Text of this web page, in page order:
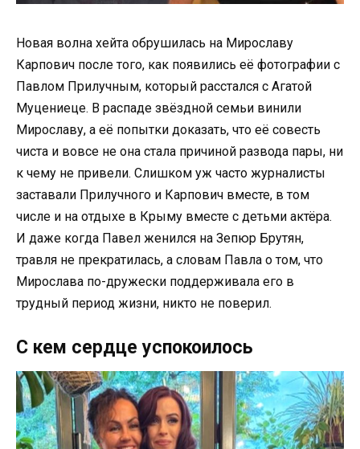
Новая волна хейта обрушилась на Мирославу
Карпович после того, как появились её фотографии с
Павлом Прилучным, который расстался с Агатой
Муцениеце. В распаде звёздной семьи винили
Мирославу, а её попытки доказать, что её совесть
чиста и вовсе не она стала причиной развода пары, ни
к чему не привели. Слишком уж часто журналисты
заставали Прилучного и Карпович вместе, в том
числе и на отдыхе в Крыму вместе с детьми актёра.
И даже когда Павел женился на Зепюр Брутян,
травля не прекратилась, а словам Павла о том, что
Мирослава по-дружески поддерживала его в
трудный период жизни, никто не поверил.
С кем сердце успокоилось